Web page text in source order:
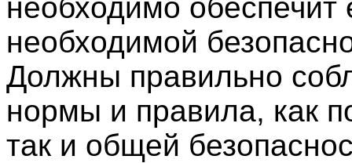
необходимо обеспечит
необходимой
Должны правильно
нормы и правила, как
так и общей